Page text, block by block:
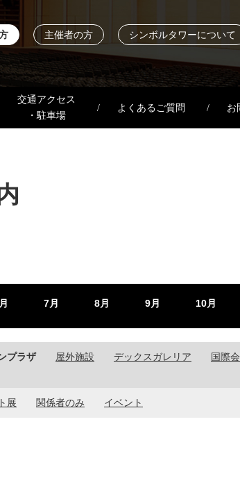
主催者の方 シンボルタワーについて
交通アクセス
・駐車場
よくあるご質問 お
7月 8月 9月 10月
プラザ 屋外施設 デックスガレリア
国際
展 関係者のみ イベント